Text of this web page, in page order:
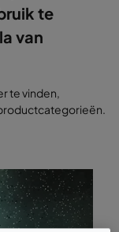
te
van
te vinden,